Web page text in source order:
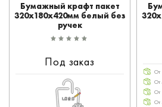
Бумажный крафт пакет
320x180x420мм белый без
ручек
Под заказ
От
От
От
От